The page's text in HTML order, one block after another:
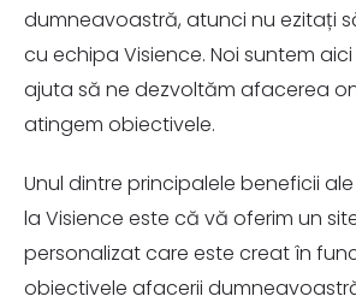
dumneavoastră, atunci nu ezitați
cu echipa Visience. Noi suntem
ajuta să ne dezvoltăm afacerea
atingem obiectivele.
Unul dintre principalele beneficii
la Visience este că vă oferim un
personalizat care este creat în
obiectivele afacerii